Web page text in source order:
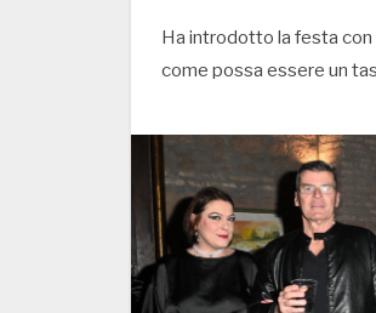
Ha introdotto la festa con
come possa essere un